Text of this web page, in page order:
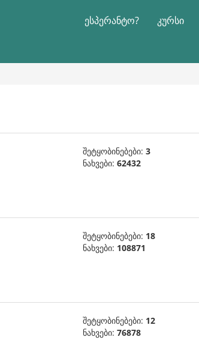
ესპერანტო? კურსი
შეტყობინებები: 3
ნახვები: 62432
შეტყობინებები: 18
ნახვები: 108871
შეტყობინებები: 12
ნახვები: 76878